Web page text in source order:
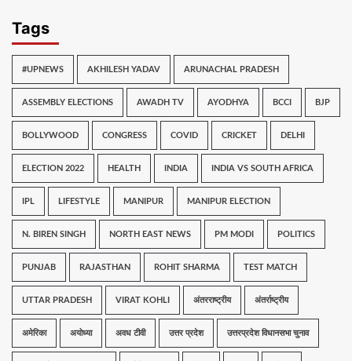
Tags
#UPNEWS AKHILESH YADAV ARUNACHAL PRADESH
ASSEMBLY ELECTIONS AWADH TV AYODHYA BCCI BJP
BOLLYWOOD CONGRESS COVID CRICKET DELHI
ELECTION 2022 HEALTH INDIA INDIA VS SOUTH AFRICA
IPL LIFESTYLE MANIPUR MANIPUR ELECTION
N. BIREN SINGH NORTH EAST NEWS PM MODI POLITICS
PUNJAB RAJASTHAN ROHIT SHARMA TEST MATCH
UTTAR PRADESH VIRAT KOHLI अंतरराष्ट्रीय अंतर्राष्ट्रीय
अमेरिका अयोध्या अवध टीवी उत्तर प्रदेश उत्तरप्रदेश विधानसभा चुनाव